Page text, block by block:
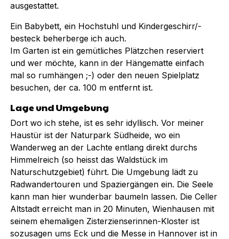
ausgestattet.
Ein Babybett, ein Hochstuhl und Kindergeschirr/-
besteck beherberge ich auch.
Im Garten ist ein gemütliches Plätzchen reserviert
und wer möchte, kann in der Hängematte einfach
mal so rumhängen ;-) oder den neuen Spielplatz
besuchen, der ca. 100 m entfernt ist.
Lage und Umgebung
Dort wo ich stehe, ist es sehr idyllisch. Vor meiner
Haustür ist der Naturpark Südheide, wo ein
Wanderweg an der Lachte entlang direkt durchs
Himmelreich (so heisst das Waldstück im
Naturschutzgebiet) führt. Die Umgebung lädt zu
Radwandertouren und Spaziergängen ein. Die Seele
kann man hier wunderbar baumeln lassen. Die Celler
Altstadt erreicht man in 20 Minuten, Wienhausen mit
seinem ehemaligen Zisterzienserinnen-Kloster ist
sozusagen ums Eck und die Messe in Hannover ist in